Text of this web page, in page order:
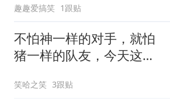
趣趣爱搞笑 1跟贴
不怕神一样的对手，就怕
猪一样的队友，今天这顿
笑哈之笑 3跟贴